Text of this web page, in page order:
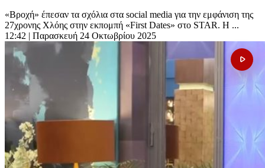
«Βροχή» έπεσαν τα σχόλια στα social media για την εμφάνιση της
27χρονης Χλόης στην εκπομπή «First Dates» στο STAR. Η ...
12:42 | Παρασκευή 24 Οκτωβρίου 2025